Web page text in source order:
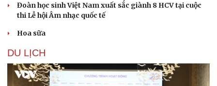
Sân khấu - Điện ảnh
Văn học
Âm nhạc
Thời trang
Sao Việt
Đoàn học sinh Việt Nam xuất sắc giành 8 HCV tại cuộc
thi Lễ hội Âm nhạc quốc tế
Hoa sữa
DU LỊCH